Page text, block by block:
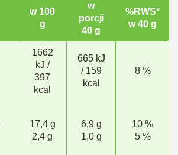
w 100
g
w
porcji
40 g
%RWS*
w 40 g
1662
kJ /
397
kcal
665 kJ
/ 159
kcal
8 %
17,4 g
2,4 g
6,9 g
1,0 g
10 %
5 %